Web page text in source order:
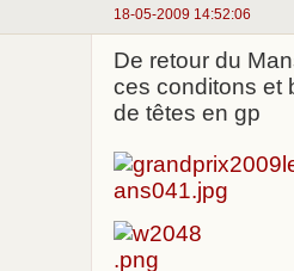
18-05-2009 14:52:06
De retour du
ces conditons et
de têtes en gp